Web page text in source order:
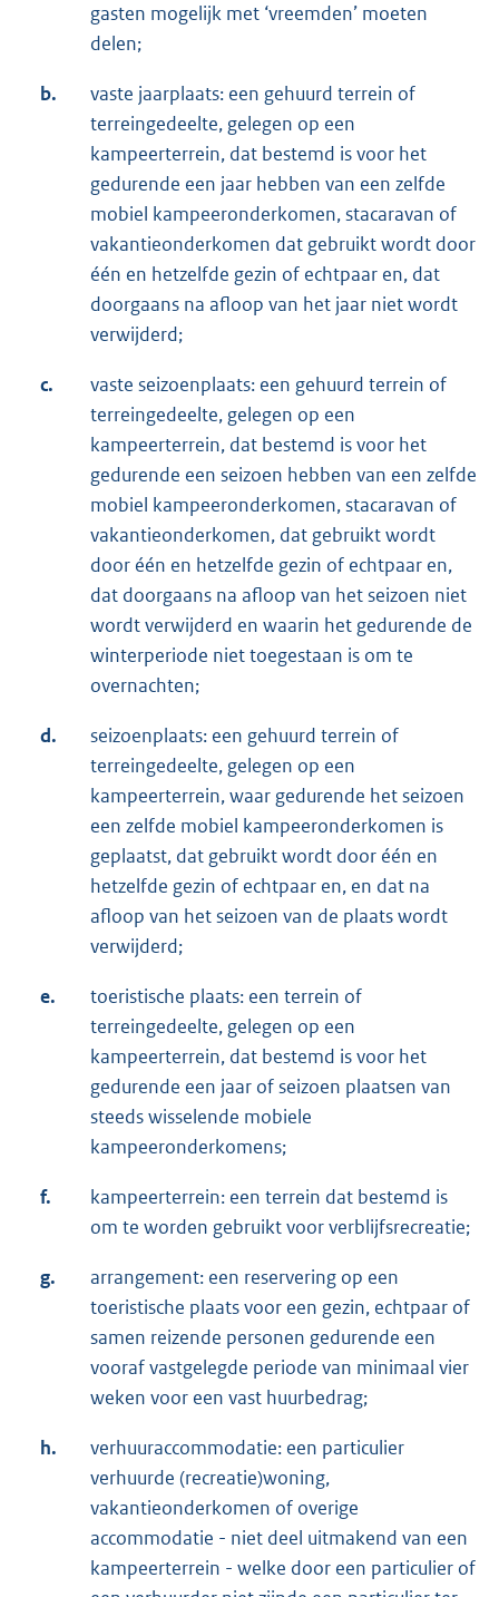
gasten mogelijk met ‘vreemden’ moeten
delen;
b.
vaste jaarplaats: een gehuurd terrein of
terreingedeelte, gelegen op een
kampeerterrein, dat bestemd is voor het
gedurende een jaar hebben van een zelfde
mobiel kampeeronderkomen, stacaravan of
vakantieonderkomen dat gebruikt wordt door
één en hetzelfde gezin of echtpaar en, dat
doorgaans na afloop van het jaar niet wordt
verwijderd;
c.
vaste seizoenplaats: een gehuurd terrein of
terreingedeelte, gelegen op een
kampeerterrein, dat bestemd is voor het
gedurende een seizoen hebben van een zelfde
mobiel kampeeronderkomen, stacaravan of
vakantieonderkomen, dat gebruikt wordt
door één en hetzelfde gezin of echtpaar en,
dat doorgaans na afloop van het seizoen niet
wordt verwijderd en waarin het gedurende de
winterperiode niet toegestaan is om te
overnachten;
d.
seizoenplaats: een gehuurd terrein of
terreingedeelte, gelegen op een
kampeerterrein, waar gedurende het seizoen
een zelfde mobiel kampeeronderkomen is
geplaatst, dat gebruikt wordt door één en
hetzelfde gezin of echtpaar en, en dat na
afloop van het seizoen van de plaats wordt
verwijderd;
e.
toeristische plaats: een terrein of
terreingedeelte, gelegen op een
kampeerterrein, dat bestemd is voor het
gedurende een jaar of seizoen plaatsen van
steeds wisselende mobiele
kampeeronderkomens;
f.
kampeerterrein: een terrein dat bestemd is
om te worden gebruikt voor verblijfsrecreatie;
g.
arrangement: een reservering op een
toeristische plaats voor een gezin, echtpaar of
samen reizende personen gedurende een
vooraf vastgelegde periode van minimaal vier
weken voor een vast huurbedrag;
h.
verhuuraccommodatie: een particulier
verhuurde (recreatie)woning,
vakantieonderkomen of overige
accommodatie - niet deel uitmakend van een
kampeerterrein - welke door een particulier of